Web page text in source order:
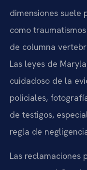
dimensiones suele
como
de columna
Las leyes de
cuidadoso de la
policiales,
de testigos,
regla de
Las reclamaciones